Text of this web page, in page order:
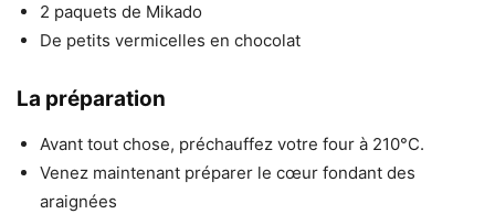
2 paquets de Mikado
De petits vermicelles en chocolat
La préparation
Avant tout chose, préchauffez votre four à 210°C.
Venez maintenant préparer le cœur fondant des
araignées